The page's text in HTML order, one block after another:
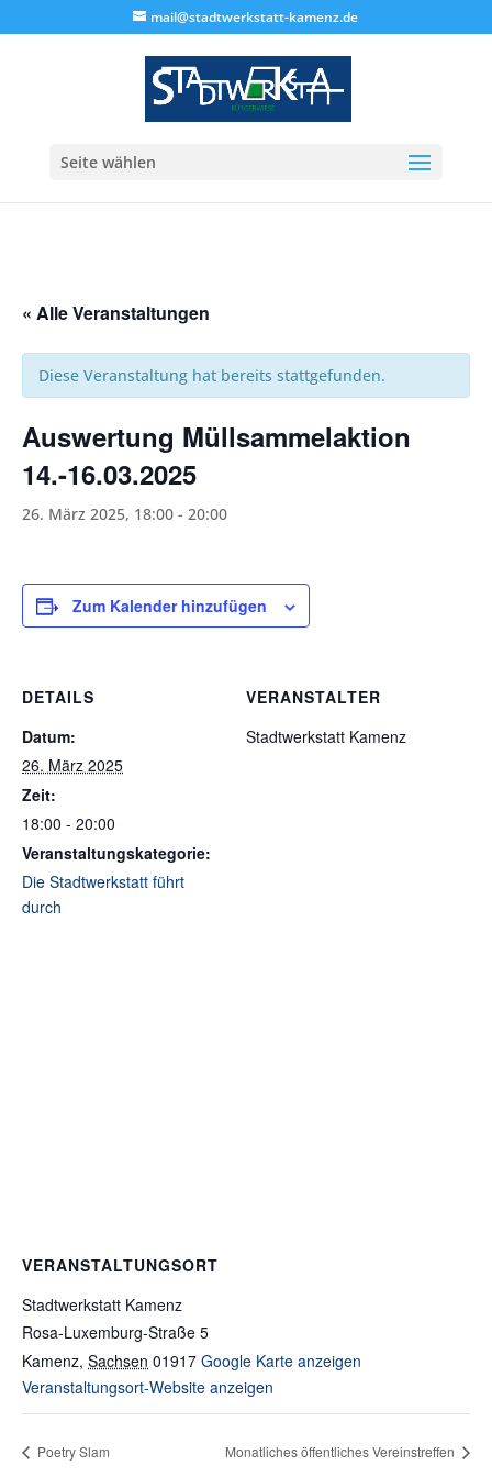
mail@stadtwerkstatt-kamenz.de
Seite wählen
« Alle Veranstaltungen
Diese Veranstaltung hat bereits stattgefunden.
Auswertung Müllsammelaktion
14.-16.03.2025
26. März 2025, 18:00 - 20:00
Zum Kalender hinzufügen
DETAILS
Datum:
26. März 2025
Zeit:
18:00 - 20:00
Veranstaltungskategorie:
Die Stadtwerkstatt führt
durch
VERANSTALTER
Stadtwerkstatt Kamenz
VERANSTALTUNGSORT
Stadtwerkstatt Kamenz
Rosa-Luxemburg-Straße 5
Kamenz, Sachsen 01917 Google Karte anzeigen
Veranstaltungsort-Website anzeigen
Poetry Slam Monatliches öffentliches Vereinstreffen